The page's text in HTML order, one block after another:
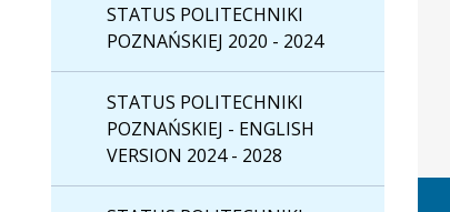
STATUS POLITECHNIKI
POZNAŃSKIEJ 2020 - 2024
STATUS POLITECHNIKI
POZNAŃSKIEJ - ENGLISH
VERSION 2024 - 2028